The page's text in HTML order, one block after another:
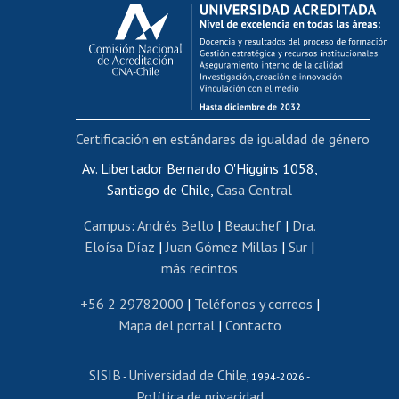
Postulación al AUCAI
Funcionarias/os
Cursos internos de capacitación
Bienestar del personal
Portal de movilidad interna
Certificado de renta
Certificado de renta honorarios
Editar páginas blancas
Extranjeras/os
Revalidación y reconocimiento de títulos
Postulación al Programa de Movilidad Estudiantil
Cursos de español
Av. Libertador Bernardo O'Higgins 1058,
Santiago de Chile, Casa Central
Campus: Andrés Bello | Beauchef| Dra.
Eloísa Díaz | Juan Gómez Millas | Sur |
más recintos
+56 2 29782000 | Teléfonos y correos |
Mapa del portal| Contacto
SISIB - Universidad de Chile , 1994-2026 -
Certificación en estándares de igualdad de género